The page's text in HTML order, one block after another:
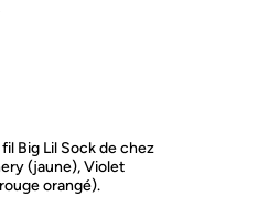
Big Lil Sock de chez
(jaune), Violet
orangé).